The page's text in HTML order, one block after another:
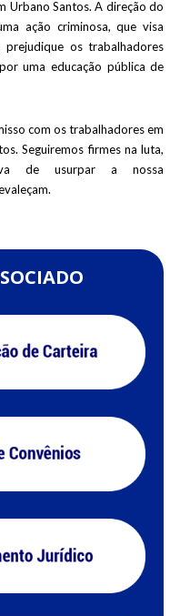
Urbano Santos. A direção do
ação criminosa, que visa
prejudique os trabalhadores
uma educação pública de
com os trabalhadores em
Seguiremos firmes na luta,
de usurpar a nossa